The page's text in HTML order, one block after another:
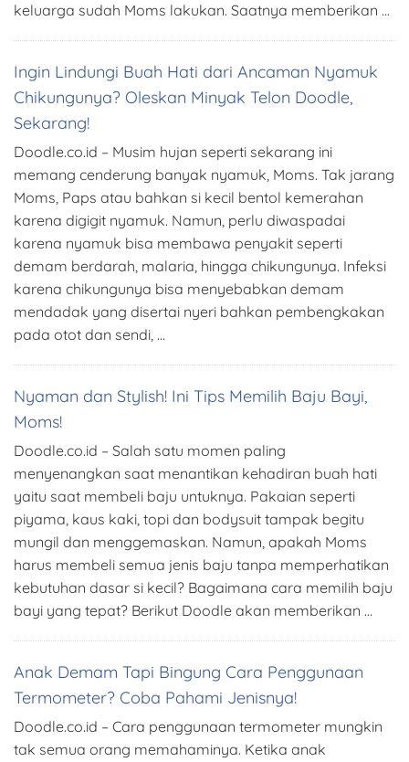
keluarga sudah Moms lakukan. Saatnya memberikan …
Ingin Lindungi Buah Hati dari Ancaman Nyamuk
Chikungunya? Oleskan Minyak Telon Doodle,
Sekarang!
Doodle.co.id – Musim hujan seperti sekarang ini
memang cenderung banyak nyamuk, Moms. Tak jarang
Moms, Paps atau bahkan si kecil bentol kemerahan
karena digigit nyamuk. Namun, perlu diwaspadai
karena nyamuk bisa membawa penyakit seperti
demam berdarah, malaria, hingga chikungunya. Infeksi
karena chikungunya bisa menyebabkan demam
mendadak yang disertai nyeri bahkan pembengkakan
pada otot dan sendi, …
Nyaman dan Stylish! Ini Tips Memilih Baju Bayi,
Moms!
Doodle.co.id – Salah satu momen paling
menyenangkan saat menantikan kehadiran buah hati
yaitu saat membeli baju untuknya. Pakaian seperti
piyama, kaus kaki, topi dan bodysuit tampak begitu
mungil dan menggemaskan. Namun, apakah Moms
harus membeli semua jenis baju tanpa memperhatikan
kebutuhan dasar si kecil? Bagaimana cara memilih baju
bayi yang tepat? Berikut Doodle akan memberikan …
Anak Demam Tapi Bingung Cara Penggunaan
Termometer? Coba Pahami Jenisnya!
Doodle.co.id – Cara penggunaan termometer mungkin
tak semua orang memahaminya. Ketika anak